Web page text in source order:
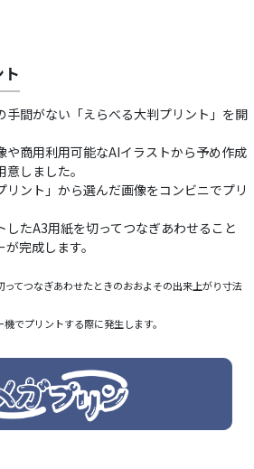
手間がない「えらべる大判プリント」を開
や商用利用可能なAIイラストから予め作成
しました。
リント」から選んだ画像をコンビニでプリ
したA3用紙を切ってつなぎあわせること
完成します。
てつなぎあわせたときのおおよその出来上がり寸法
でプリントする際に発生します。